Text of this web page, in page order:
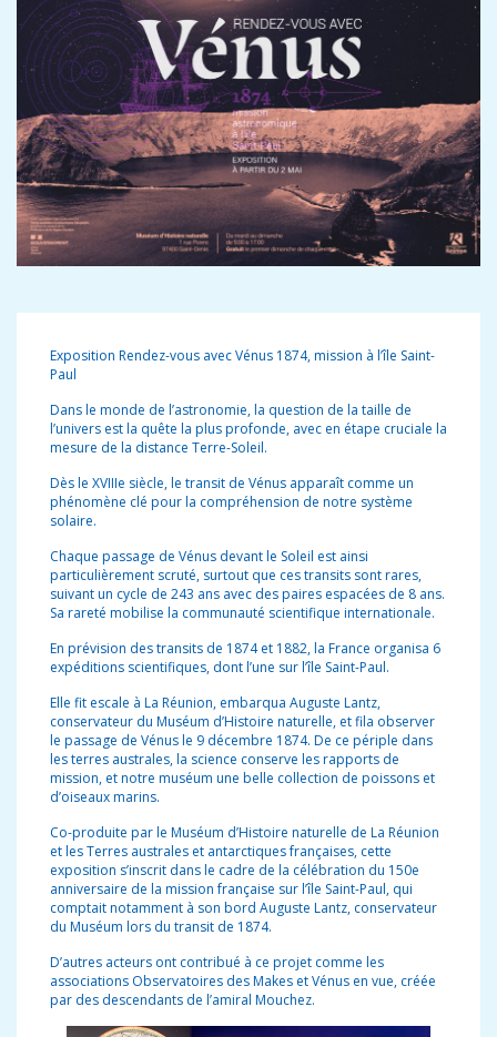
Exposition Rendez-vous avec Vénus 1874, mission à l’île Saint-
Paul
Dans le monde de l’astronomie, la question de la taille de
l’univers est la quête la plus profonde, avec en étape cruciale la
mesure de la distance Terre-Soleil.
Dès le XVIIIe siècle, le transit de Vénus apparaît comme un
phénomène clé pour la compréhension de notre système
solaire.
Chaque passage de Vénus devant le Soleil est ainsi
particulièrement scruté, surtout que ces transits sont rares,
suivant un cycle de 243 ans avec des paires espacées de 8 ans.
Sa rareté mobilise la communauté scientifique internationale.
En prévision des transits de 1874 et 1882, la France organisa 6
expéditions scientifiques, dont l’une sur l’île Saint-Paul.
Elle fit escale à La Réunion, embarqua Auguste Lantz,
conservateur du Muséum d’Histoire naturelle, et fila observer
le passage de Vénus le 9 décembre 1874. De ce périple dans
les terres australes, la science conserve les rapports de
mission, et notre muséum une belle collection de poissons et
d’oiseaux marins.
Co-produite par le Muséum d’Histoire naturelle de La Réunion
et les Terres australes et antarctiques françaises, cette
exposition s’inscrit dans le cadre de la célébration du 150e
anniversaire de la mission française sur l’île Saint-Paul, qui
comptait notamment à son bord Auguste Lantz, conservateur
du Muséum lors du transit de 1874.
D’autres acteurs ont contribué à ce projet comme les
associations Observatoires des Makes et Vénus en vue, créée
par des descendants de l’amiral Mouchez.